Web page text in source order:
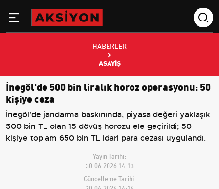
HABERLER
ASAYIŞ
İnegöl'de 500 bin liralık horoz operasyonu: 50
kişiye ceza
İnegöl'de jandarma baskınında, piyasa değeri yaklaşık
500 bin TL olan 15 dövüş horozu ele geçirildi; 50
kişiye toplam 650 bin TL idari para cezası uygulandı.
Yayın Tarihi:
30.06.2026 14:13
Güncelleme Tarihi: